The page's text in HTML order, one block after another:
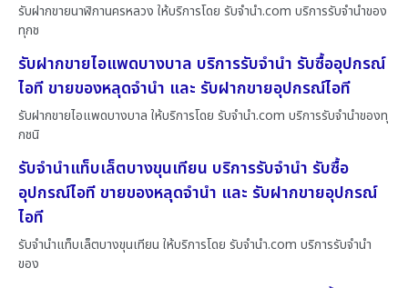
รับฝากขายนาฬิกานครหลวง ให้บริการโดย รับจํานํา.com บริการรับจำนำของ
ทุกช
รับฝากขายไอแพดบางบาล บริการรับจำนำ รับซื้ออุปกรณ์
ไอที ขายของหลุดจำนำ และ รับฝากขายอุปกรณ์ไอที
รับฝากขายไอแพดบางบาล ให้บริการโดย รับจํานํา.com บริการรับจำนำของทุ
กชนิ
รับจำนำแท็บเล็ตบางขุนเทียน บริการรับจำนำ รับซื้อ
อุปกรณ์ไอที ขายของหลุดจำนำ และ รับฝากขายอุปกรณ์
ไอที
รับจำนำแท็บเล็ตบางขุนเทียน ให้บริการโดย รับจํานํา.com บริการรับจำนำ
ของ